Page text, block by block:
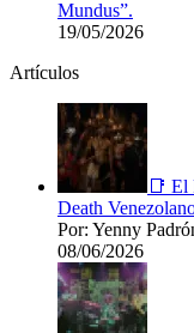
Mundus”.
19/05/2026
Artículos
📑 El
Death
Por: Yenny
08/06/2026